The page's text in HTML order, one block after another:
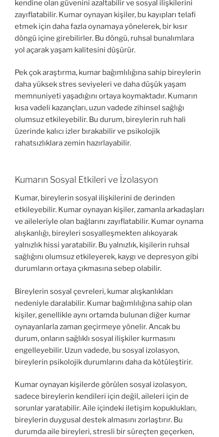
kendine olan güvenini azaltabilir ve sosyal ilişkilerini
zayıflatabilir. Kumar oynayan kişiler, bu kayıpları telafi
etmek için daha fazla oynamaya yönelerek, bir kısır
döngü içine girebilirler. Bu döngü, ruhsal bunalımlara
yol açarak yaşam kalitesini düşürür.
Pek çok araştırma, kumar bağımlılığına sahip bireylerin
daha yüksek stres seviyeleri ve daha düşük yaşam
memnuniyeti yaşadığını ortaya koymaktadır. Kumarın
kısa vadeli kazançları, uzun vadede zihinsel sağlığı
olumsuz etkileyebilir. Bu durum, bireylerin ruh hali
üzerinde kalıcı izler bırakabilir ve psikolojik
rahatsızlıklara zemin hazırlayabilir.
Kumarın Sosyal Etkileri ve İzolasyon
Kumar, bireylerin sosyal ilişkilerini de derinden
etkileyebilir. Kumar oynayan kişiler, zamanla arkadaşları
ve aileleriyle olan bağlarını zayıflatabilir. Kumar oynama
alışkanlığı, bireyleri sosyalleşmekten alıkoyarak
yalnızlık hissi yaratabilir. Bu yalnızlık, kişilerin ruhsal
sağlığını olumsuz etkileyerek, kaygı ve depresyon gibi
durumların ortaya çıkmasına sebep olabilir.
Bireylerin sosyal çevreleri, kumar alışkanlıkları
nedeniyle daralabilir. Kumar bağımlılığına sahip olan
kişiler, genellikle aynı ortamda bulunan diğer kumar
oynayanlarla zaman geçirmeye yönelir. Ancak bu
durum, onların sağlıklı sosyal ilişkiler kurmasını
engelleyebilir. Uzun vadede, bu sosyal izolasyon,
bireylerin psikolojik durumlarını daha da kötüleştirir.
Kumar oynayan kişilerde görülen sosyal izolasyon,
sadece bireylerin kendileri için değil, aileleri için de
sorunlar yaratabilir. Aile içindeki iletişim kopuklukları,
bireylerin duygusal destek almasını zorlaştırır. Bu
durumda aile bireyleri, stresli bir süreçten geçerken,